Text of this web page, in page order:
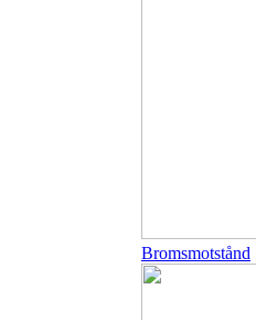
Bromsmotstånd